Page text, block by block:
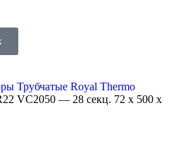
Трубчатые Royal Thermo
VC2050 — 28 секц. 72 х 500 х